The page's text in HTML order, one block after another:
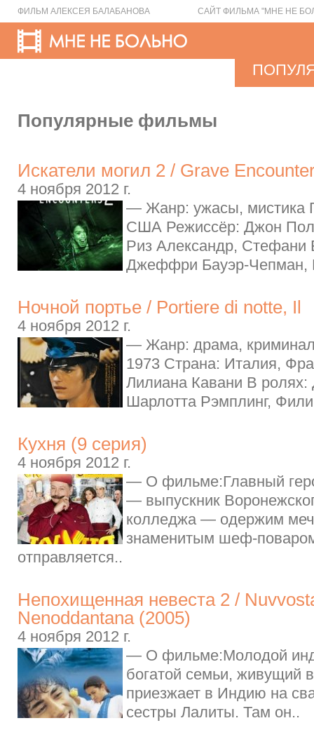
ФИЛЬМ АЛЕКСЕЯ БАЛАБАНОВА САЙТ ФИЛЬМА "МНЕ НЕ
Популярные фильмы
Искатели могил 2 / Grave
4 ноября 2012 г.
— Жанр: ужасы, мистика
США Режиссёр: Джон
Риз Александр, Стефани
Джеффри Бауэр-Чепман,
Ночной портье / Portiere di notte, Il
4 ноября 2012 г.
— Жанр: драма,
1973 Страна: Италия,
Лилиана Кавани В ролях:
Шарлотта Рэмплинг,
Кухня (9 серия)
4 ноября 2012 г.
— О фильме:Главный
— выпускник
колледжа — одержим
знаменитым шеф-
отправляется..
Непохищенная невеста 2 /
Nenoddantana (2005)
4 ноября 2012 г.
— О фильме:Молодой
богатой семьи, живущий
приезжает в Индию на
сестры Лалиты. Там он..